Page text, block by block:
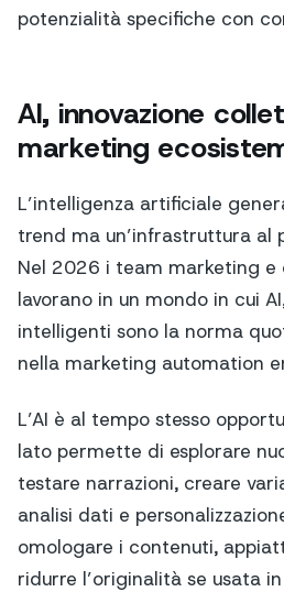
potenzialità specifiche con
AI, innovazione
marketing
L’intelligenza artificiale
trend ma un’infrastruttura al
Nel 2026 i team marketing e
lavorano in un mondo in cui
intelligenti sono la norma
nella marketing automation
L’AI è al tempo stesso
lato permette di esplorare
testare narrazioni, creare
analisi dati e
omologare i contenuti,
ridurre l’originalità se usata